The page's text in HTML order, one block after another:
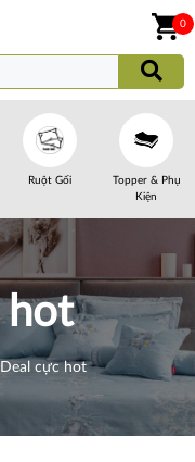
0
Ruột Gối
Topper & Phụ
Kiện
hot
Deal cực hot